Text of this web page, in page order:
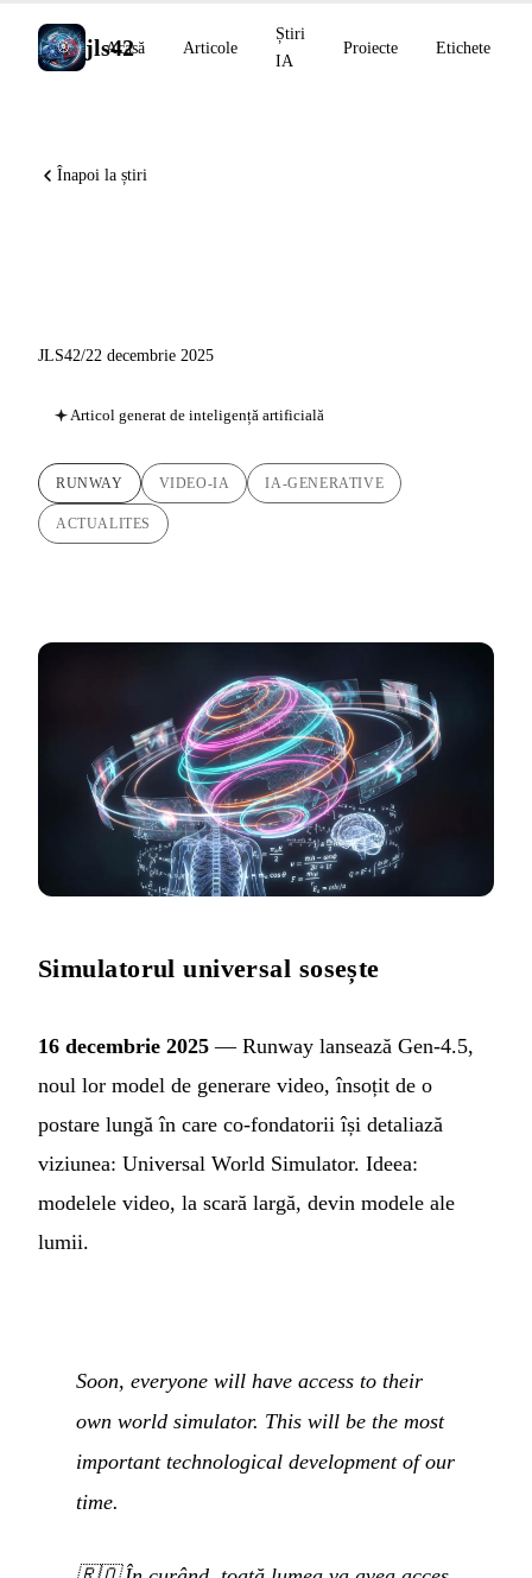
jls42
Acasă Articole
Știri
IA
Proiecte Etichete
Înapoi la știri
JLS42/22 decembrie 2025
Articol generat de inteligență artificială
RUNWAY VIDEO-IA IA-GENERATIVE
ACTUALITES
Simulatorul universal sosește
16 decembrie 2025 — Runway lansează Gen-4.5,
noul lor model de generare video, însoțit de o
postare lungă în care co-fondatorii își detaliază
viziunea: Universal World Simulator. Ideea:
modelele video, la scară largă, devin modele ale
lumii.
Soon, everyone will have access to their
own world simulator. This will be the most
important technological development of our
time.